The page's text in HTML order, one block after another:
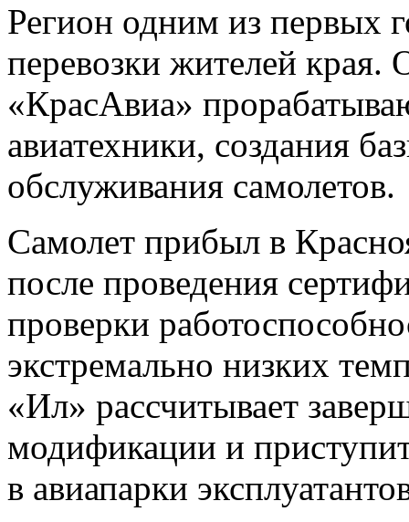
Регион одним из первых
перевозки жителей края.
«КрасАвиа»
авиатехники, создания
обслуживания самолетов.
Самолет прибыл в
после проведения
проверки
экстремально низких
«Ил» рассчитывает
модификации и
в авиапарки